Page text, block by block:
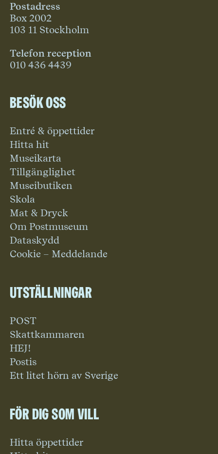
Postadress
Box 2002
103 11 Stockholm
Telefon reception
010 436 4439
Besök oss
Entré & öppettider
Hitta hit
Museikarta
Tillgänglighet
Museibutiken
Skola
Mat & Dryck
Om Postmuseum
Dataskydd
Cookie – Meddelande
Utställningar
POST
Skattkammaren
HEJ!
Postis
Ett litet hörn av Sverige
För dig som vill
Hitta öppettider